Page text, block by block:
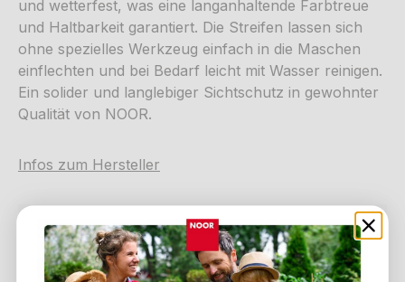
und wetterfest, was eine langanhaltende Farbtreue
und Haltbarkeit garantiert. Die Streifen lassen sich
ohne spezielles Werkzeug einfach in die Maschen
einflechten und bei Bedarf leicht mit Wasser reinigen.
Ein solider und langlebiger Sichtschutz in gewohnter
Qualität von NOOR.
Infos zum Hersteller
Zahlungsmethoden